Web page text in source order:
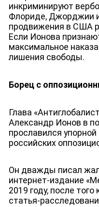
инкриминируют
Флориде, Джорджии
продвижения в США
Если Ионова
максимальное
лишения свободы.
Борец с
Глава
Александр Ионов в
прославился
российских
Он дважды писал
интернет-издание
2019 году, после
статья-